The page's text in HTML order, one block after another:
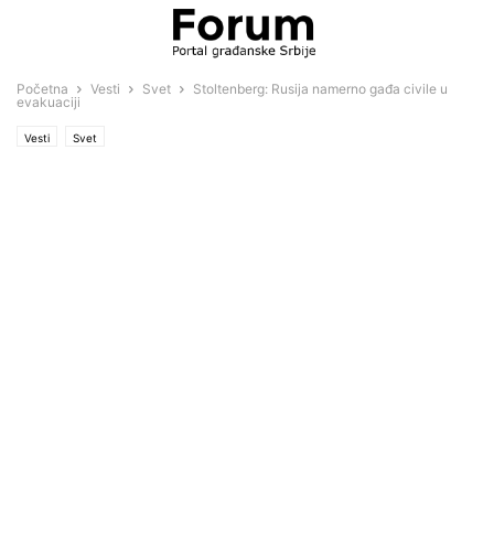
Početna Vesti Svet
Stoltenberg: Rusija namerno gađa civile u
evakuaciji
Vesti Svet